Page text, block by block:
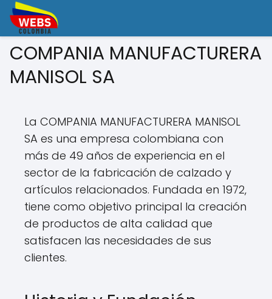
COMPANIA MANUFACTURERA
MANISOL SA
La COMPANIA MANUFACTURERA MANISOL
SA es una empresa colombiana con
más de 49 años de experiencia en el
sector de la fabricación de calzado y
artículos relacionados. Fundada en 1972,
tiene como objetivo principal la creación
de productos de alta calidad que
satisfacen las necesidades de sus
clientes.